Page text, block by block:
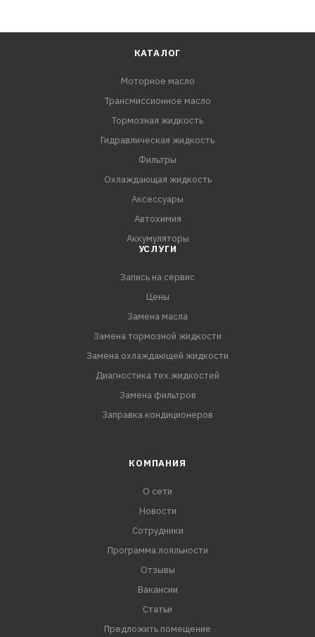
КАТАЛОГ
Моторное масло
Трансмиссионное масло
Тормозная жидкость
Гидравлическая жидкость
Фильтры
Охлаждающая жидкость
Аксессуары
Автохимия
Аккумуляторы
УСЛУГИ
Запись на сервис
Цены
Замена масла
Замена тормозной жидкости
Замена охлаждающей жидкости
Диагностика тех.жидкостей
Замена фильтров
Заправка кондиционеров
КОМПАНИЯ
О сети
Новости
Сотрудники
Программа лояльности
Отзывы
Вакансии
Статьи
Предложить помещение